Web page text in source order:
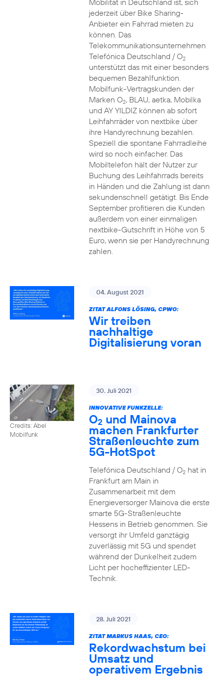
Mobilität in Deutschland ist, sich
jederzeit über Bike Sharing-
Anbieter ein Fahrrad mieten zu
können. Das
Telekommunikationsunternehmen
Telefónica Deutschland / O2
unterstützt das mit einer besonders
bequemen Bezahlfunktion.
Mobilfunk-Vertragskunden der
Marken O2, BLAU, aetka, Mobilka
und AY YILDIZ können ab sofort
Leihfahrräder von nextbike über
ihre Handyrechnung bezahlen.
Speziell die spontane Fahrradleihe
wird so noch einfacher. Das
Mobiltelefon hält der Nutzer zur
Buchung des Leihfahrrads bereits
in Händen und die Zahlung ist dann
sekundenschnell getätigt. Bis Ende
September profitieren die Kunden
außerdem von einer einmaligen
nextbike-Gutschrift in Höhe von 5
Euro, wenn sie per Handyrechnung
zahlen.
04. August 2021
ZITAT ALFONS LÖSING, CPWO:
Wir treiben
nachhaltige
Digitalisierung voran
Credits: Abel
Mobilfunk
30. Juli 2021
INNOVATIVE FUNKZELLE:
O2 und Mainova
machen Frankfurter
Straßenleuchte zum
5G-HotSpot
Telefónica Deutschland / O2hat in
Frankfurt am Main in
Zusammenarbeit mit dem
Energieversorger Mainova die erste
smarte 5G-Straßenleuchte
Hessens in Betrieb genommen. Sie
versorgt ihr Umfeld ganztägig
zuverlässig mit 5G und spendet
während der Dunkelheit zudem
Licht per hocheffizienter LED-
Technik.
28. Juli 2021
ZITAT MARKUS HAAS, CEO:
Rekordwachstum bei
Umsatz und
operativem Ergebnis